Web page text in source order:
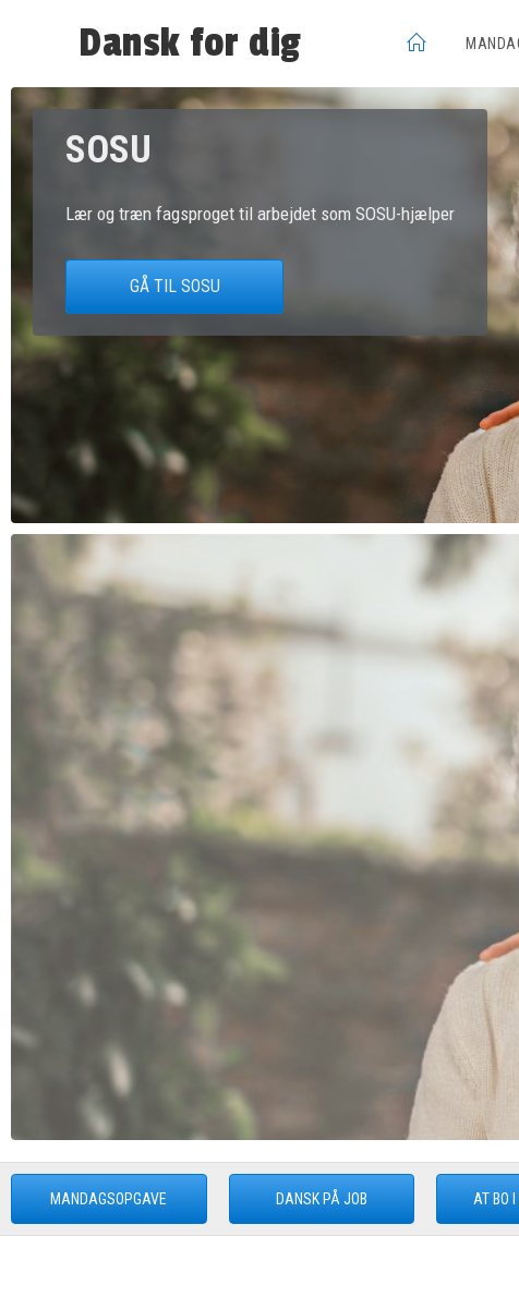
Dansk for dig
SOSU
Lær og træn fagsproget til arbejdet som SOSU-hjælper
GÅ TIL SOSU
MANDAGSOPGAVE DANSK PÅ JOB AT BO